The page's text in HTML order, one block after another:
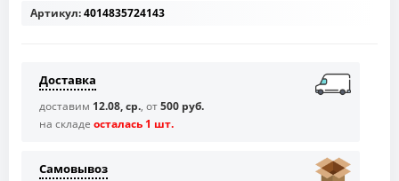
Артикул:4014835724143
Доставка
доставим 12.08, ср., от500 руб.
на складе осталась 1 шт.
Самовывоз